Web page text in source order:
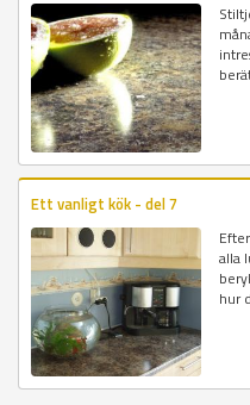
Ett vanligt kök - del 7
alla
hur